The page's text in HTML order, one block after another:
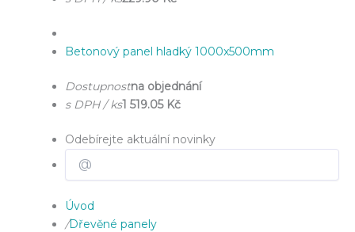
Betonový panel hladký 1000x500mm
Dostupnostna objednání
s DPH / ks1 519.05 Kč
Odebírejte aktuální novinky
Úvod
/Dřevěné panely